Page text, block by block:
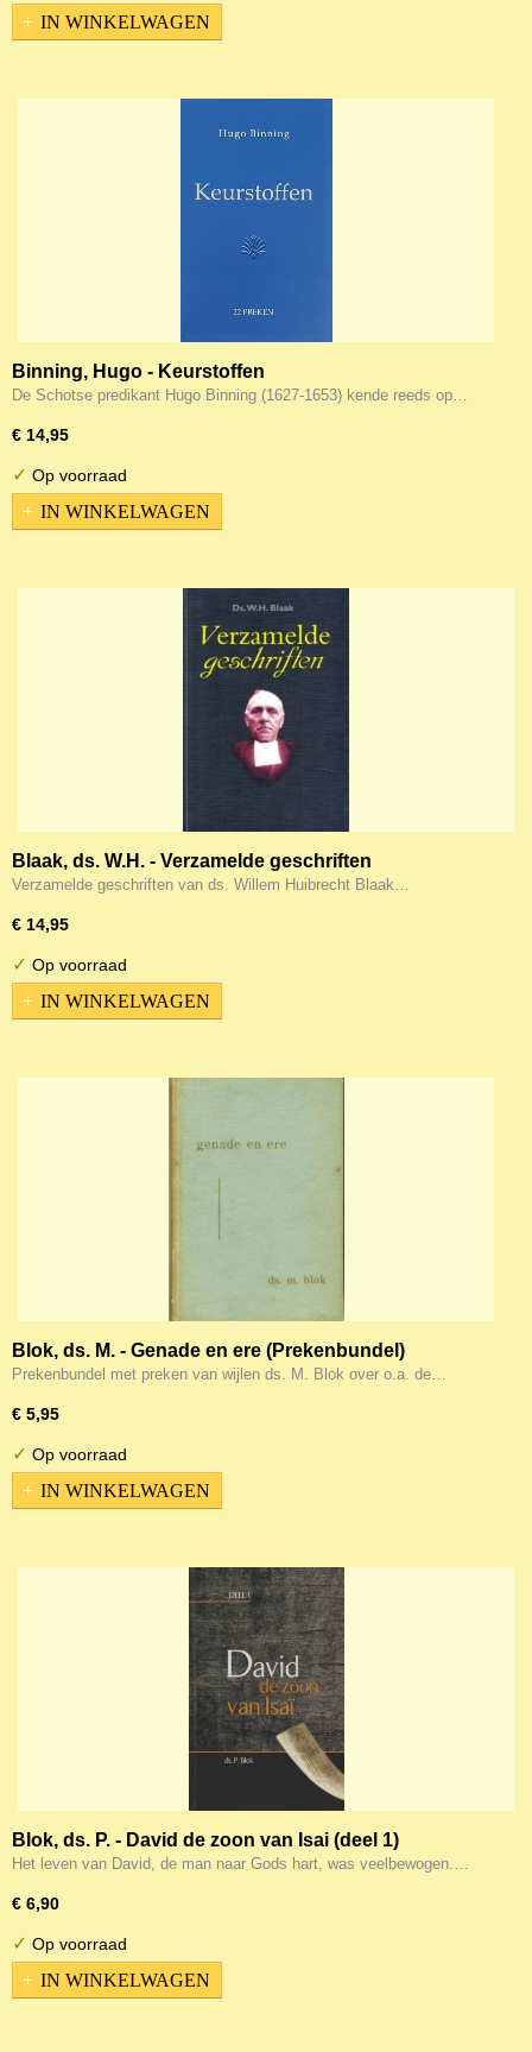
IN WINKELWAGEN
Binning, Hugo - Keurstoffen
De Schotse predikant Hugo Binning (1627-1653) kende reeds op…
€ 14,95
✓ Op voorraad
IN WINKELWAGEN
Blaak, ds. W.H. - Verzamelde geschriften
Verzamelde geschriften van ds. Willem Huibrecht Blaak…
€ 14,95
✓ Op voorraad
IN WINKELWAGEN
Blok, ds. M. - Genade en ere (Prekenbundel)
Prekenbundel met preken van wijlen ds. M. Blok over o.a. de…
€ 5,95
✓ Op voorraad
IN WINKELWAGEN
Blok, ds. P. - David de zoon van Isai (deel 1)
Het leven van David, de man naar Gods hart, was veelbewogen.…
€ 6,90
✓ Op voorraad
IN WINKELWAGEN